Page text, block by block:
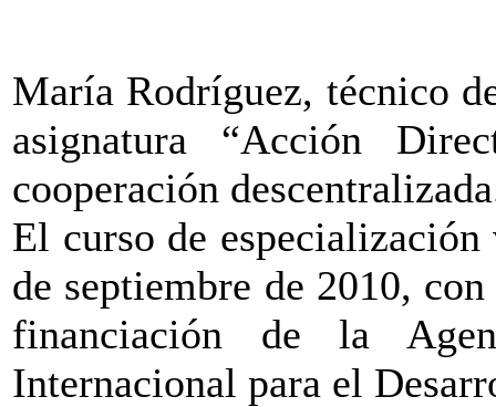
María Rodríguez, técnico
asignatura “Acción
cooperación
El curso de
de septiembre de 2010,
financiación de la
Internacional para el